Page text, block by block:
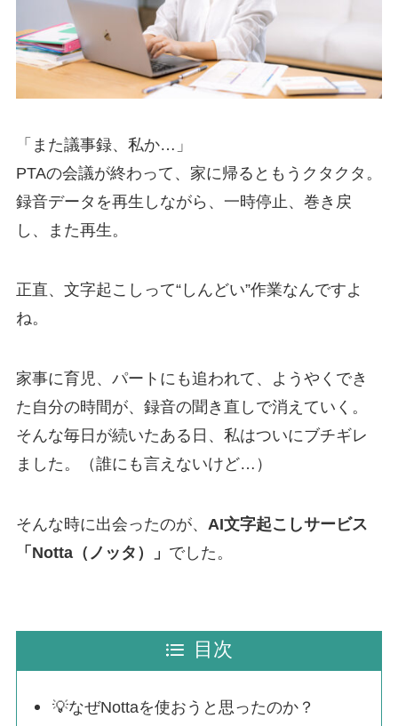
「また議事録、私か…」
PTAの会議が終わって、家に帰るともうクタクタ。
録音データを再生しながら、一時停止、巻き戻
し、また再生。
正直、文字起こしって“しんどい”作業なんですよ
ね。
家事に育児、パートにも追われて、ようやくでき
た自分の時間が、録音の聞き直しで消えていく。
そんな毎日が続いたある日、私はついにブチギレ
ました。（誰にも言えないけど…）
そんな時に出会ったのが、 AI文字起こしサービス
「Notta（ノッタ）」 でした。
目次
💡なぜNottaを使おうと思ったのか？